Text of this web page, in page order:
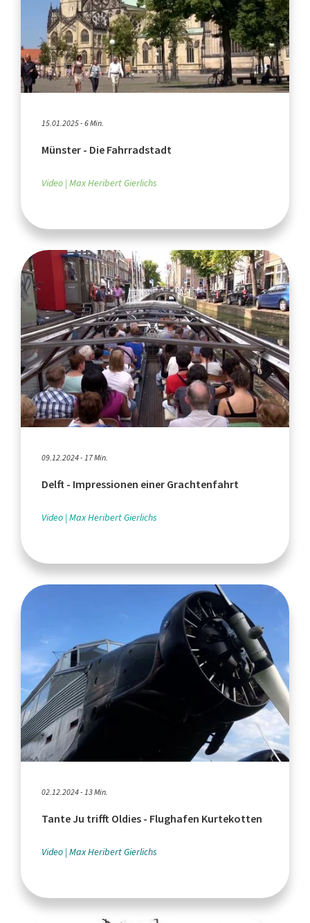
15.01.2025 - 6 Min.
Münster - Die Fahrradstadt
Video Max Heribert Gierlichs
09.12.2024 - 17 Min.
Delft - Impressionen einer Grachtenfahrt
Video Max Heribert Gierlichs
02.12.2024 - 13 Min.
Tante Ju trifft Oldies - Flughafen Kurtekotten
Video Max Heribert Gierlichs